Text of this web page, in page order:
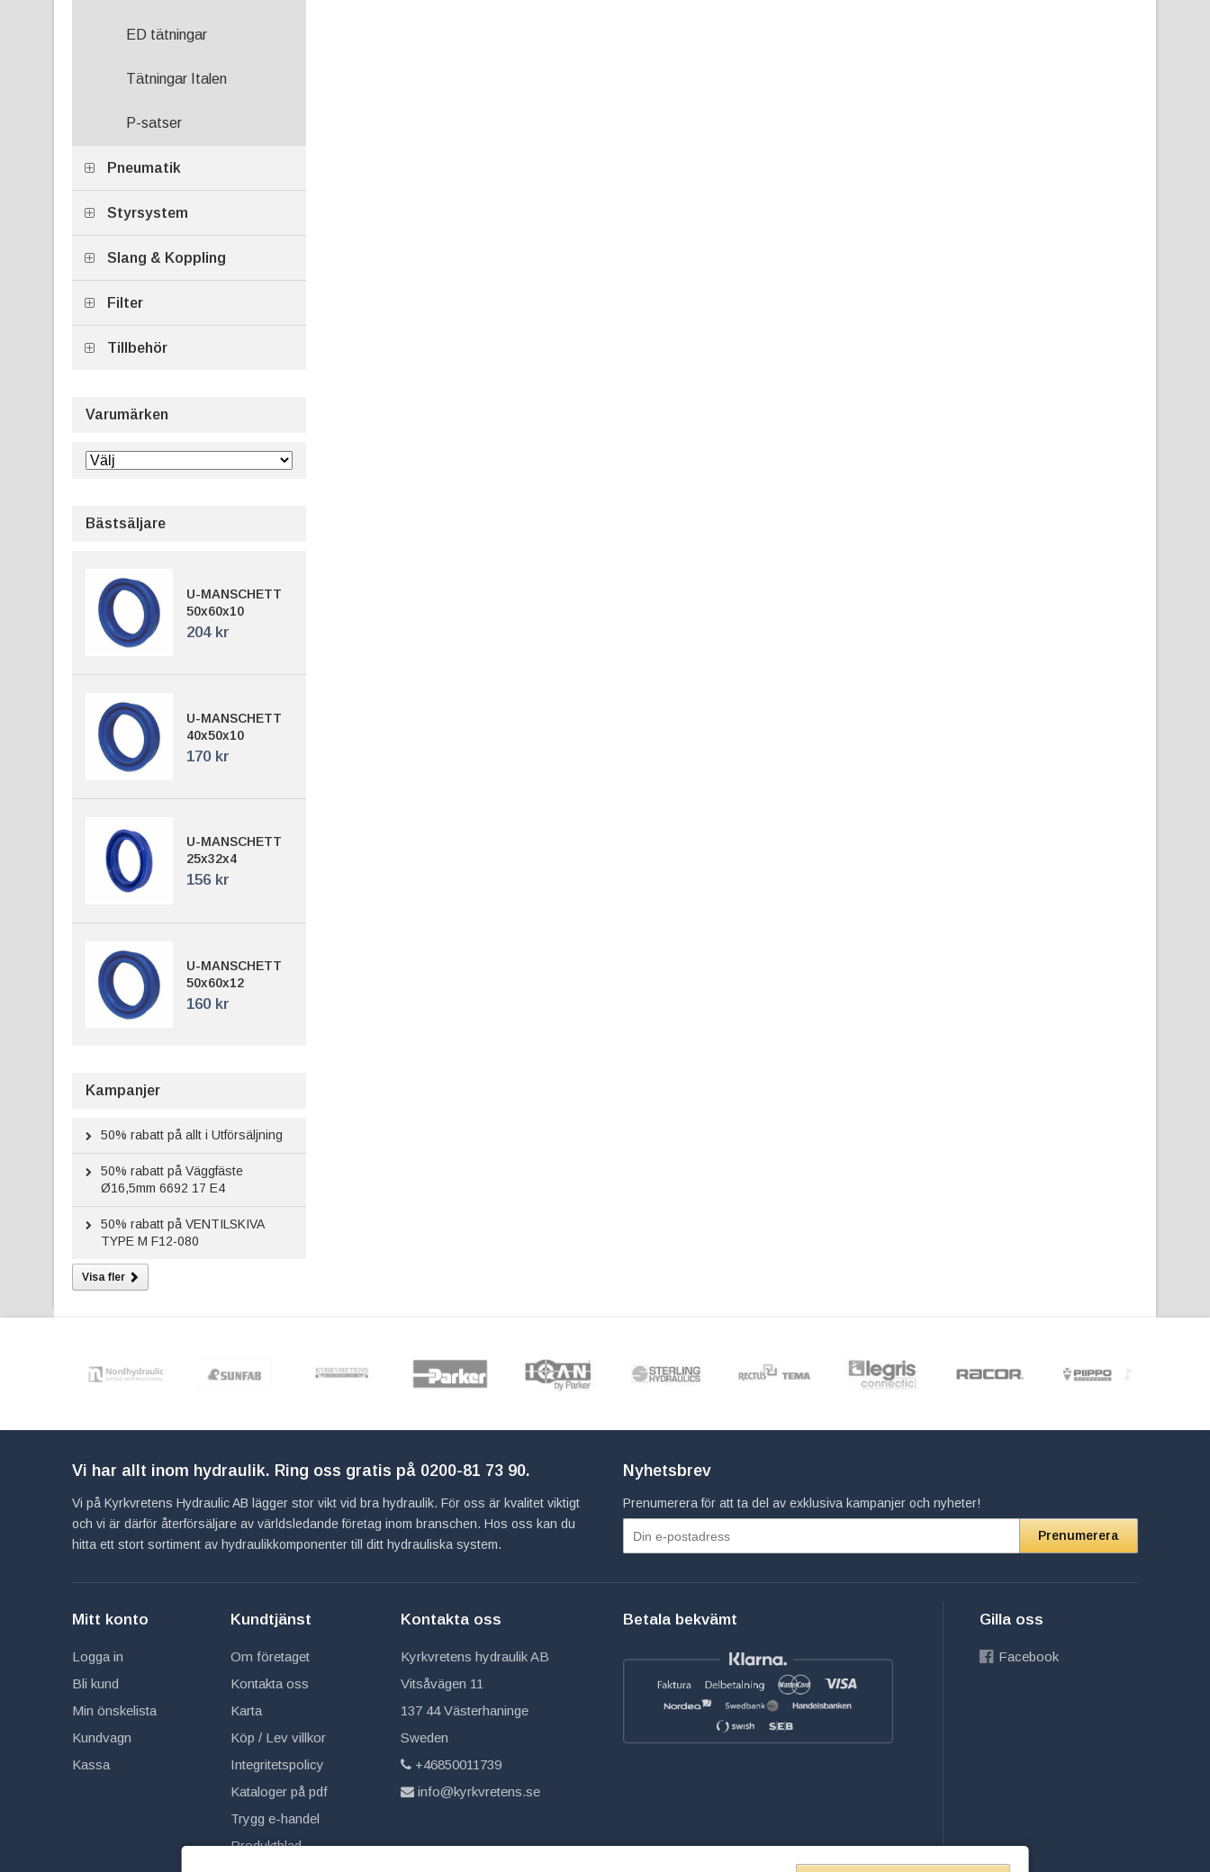
ED tätningar
Tätningar Italen
P-satser
Pneumatik
Styrsystem
Slang & Koppling
Filter
Tillbehör
Varumärken
Bästsäljare
U-MANSCHETT
50x60x10
204 kr
U-MANSCHETT
40x50x10
170 kr
U-MANSCHETT
25x32x4
156 kr
U-MANSCHETT
50x60x12
160 kr
Kampanjer
50% rabatt på allt i Utförsäljning
50% rabatt på Väggfäste
Ø16,5mm 6692 17 E4
50% rabatt på VENTILSKIVA
TYPE M F12-080
Visa fler
Vi har allt inom hydraulik. Ring oss gratis på 0200-81 73 90.
Vi på Kyrkvretens Hydraulic AB lägger stor vikt vid bra hydraulik. För oss är kvalitet viktigt
och vi är därför återförsäljare av världsledande företag inom branschen. Hos oss kan du
hitta ett stort sortiment av hydraulikkomponenter till ditt hydrauliska system.
Nyhetsbrev
Prenumerera för att ta del av exklusiva kampanjer och nyheter!
Prenumerera
Mitt konto
Logga in
Bli kund
Min önskelista
Kundvagn
Kassa
Kundtjänst
Om företaget
Kontakta oss
Karta
Köp / Lev villkor
Integritetspolicy
Kataloger på pdf
Trygg e-handel
Produktblad
Kontakta oss
Kyrkvretens hydraulik AB
Vitsåvägen 11
137 44 Västerhaninge
Sweden
+46850011739
info@kyrkvretens.se
Betala bekvämt Gilla oss
Facebook